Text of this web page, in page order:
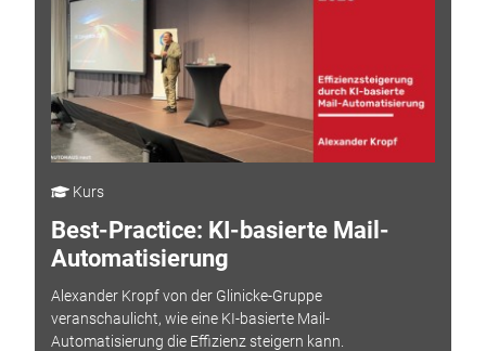
Kurs
Best-Practice: KI-basierte Mail-
Automatisierung
Alexander Kropf von der Glinicke-Gruppe
veranschaulicht, wie eine KI-basierte Mail-
Automatisierung die Effizienz steigern kann.